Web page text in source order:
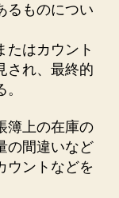
るものについ
たはカウント
され、最終的
簿上の在庫の
の間違いなど
ウントなどを